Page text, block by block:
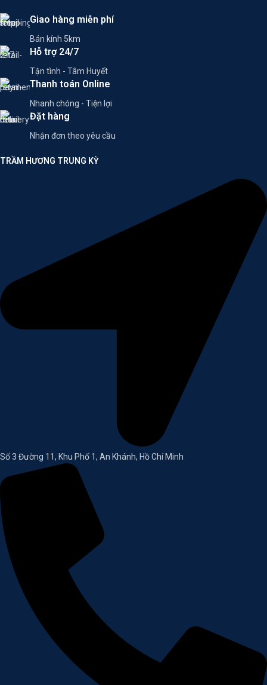
Giao hàng miễn phí
Bán kính 5km
Hỗ trợ 24/7
Tận tình - Tâm Huyết
Thanh toán Online
Nhanh chóng - Tiện lợi
Đặt hàng
Nhận đơn theo yêu cầu
TRẦM HƯƠNG TRUNG KỲ
Số 3 Đường 11, Khu Phố 1, An Khánh, Hồ Chí Minh